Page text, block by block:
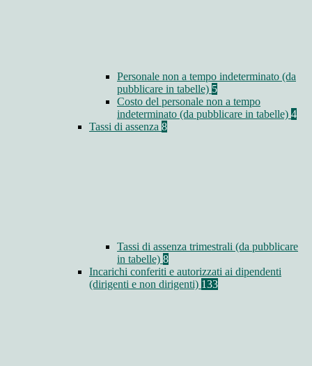
Personale non a tempo indeterminato (da
pubblicare in tabelle) 5
Costo del personale non a tempo
indeterminato (da pubblicare in tabelle) 4
Tassi di assenza 8
Tassi di assenza trimestrali (da pubblicare
in tabelle) 8
Incarichi conferiti e autorizzati ai dipendenti
(dirigenti e non dirigenti) 133